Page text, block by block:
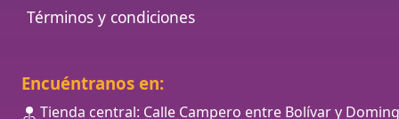
Términos y condiciones
Encuéntranos en:
Tienda central: Calle Campero entre Bolívar y